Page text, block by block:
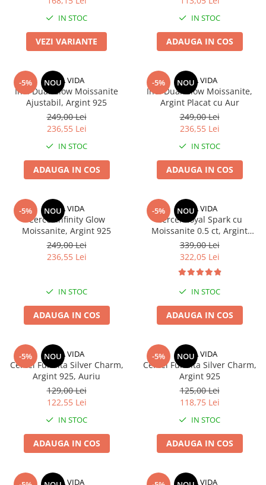
IN STOC
VEZI VARIANTE
IN STOC
ADAUGA IN COS
-5% NOU
UNA VIDA
Inel Dual Glow Moissanite
Ajustabil, Argint 925
249,00 Lei
236,55 Lei
IN STOC
ADAUGA IN COS
-5% NOU
UNA VIDA
Inel Dual Glow Moissanite,
Argint Placat cu Aur
249,00 Lei
236,55 Lei
IN STOC
ADAUGA IN COS
-5% NOU
UNA VIDA
Cercei Infinity Glow
Moissanite, Argint 925
249,00 Lei
236,55 Lei
IN STOC
ADAUGA IN COS
-5% NOU
UNA VIDA
Cercei Royal Spark cu
Moissanite 0.5 ct, Argint
Placat cu Aur
339,00 Lei
322,05 Lei
IN STOC
ADAUGA IN COS
-5% NOU
UNA VIDA
Cercei Fundita Silver Charm,
Argint 925, Auriu
129,00 Lei
122,55 Lei
IN STOC
ADAUGA IN COS
-5% NOU
UNA VIDA
Cercei Fundita Silver Charm,
Argint 925
125,00 Lei
118,75 Lei
IN STOC
ADAUGA IN COS
UNA VIDA UNA VIDA